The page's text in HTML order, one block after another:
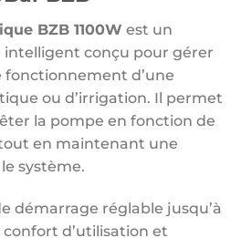
BZB 1100W est un
conçu pour gérer
d’une
ou d’irrigation. Il permet
la pompe en fonction de
en maintenant une
système.
démarrage réglable jusqu’à
confort d’utilisation et